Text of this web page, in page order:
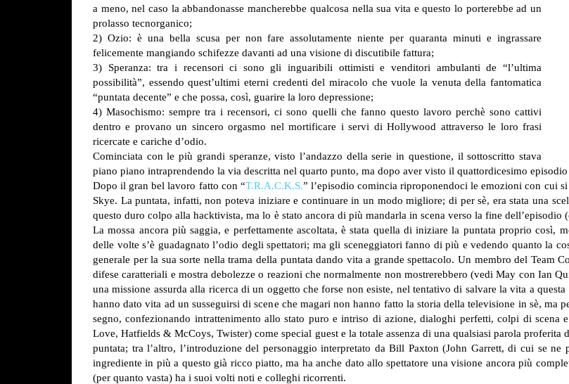
a meno, nel caso la abbandonasse mancherebbe qualcosa nella sua vita e questo lo porterebbe ad un
prolasso tecnorganico;
2) Ozio: è una bella scusa per non fare assolutamente niente per quaranta minuti e ingrassare
felicemente mangiando schifezze davanti ad una visione di discutibile fattura;
3) Speranza: tra i recensori ci sono gli inguaribili ottimisti e venditori ambulanti de “l’ultima
possibilità”, essendo quest’ultimi eterni credenti del miracolo che vuole la venuta della fantomatica
“puntata decente” e che possa, così, guarire la loro depressione;
4) Masochismo: sempre tra i recensori, ci sono quelli che fanno questo lavoro perchè sono cattivi
dentro e provano un sincero orgasmo nel mortificare i servi di Hollywood attraverso le loro frasi
ricercate e cariche d’odio.
Cominciata con le più grandi speranze, visto l’andazzo della serie in questione, il sottoscritto stava
piano piano intraprendendo la via descritta nel quarto punto, ma dopo aver visto il quattordicesimo
Dopo il gran bel lavoro fatto con “T.R.A.C.K.S.” l’episodio comincia riproponendoci le emozioni con cui
Skye. La puntata, infatti, non poteva iniziare e continuare in un modo migliore; di per sè, era stata una
questo duro colpo alla hacktivista, ma lo è stato ancora di più mandarla in scena verso la fine dell’episodio
La mossa ancora più saggia, e perfettamente ascoltata, è stata quella di iniziare la puntata proprio così,
delle volte s’è guadagnato l’odio degli spettatori; ma gli sceneggiatori fanno di più e vedendo quanto la
generale per la sua sorte nella trama della puntata dando vita a grande spettacolo. Un membro del Team
difese caratteriali e mostra debolezze o reazioni che normalmente non mostrerebbero (vedi May con Ian
una missione assurda alla ricerca di un oggetto che forse non esiste, nel tentativo di salvare la vita a
hanno dato vita ad un susseguirsi di scene che magari non hanno fatto la storia della televisione in sè, ma
segno, confezionando intrattenimento allo stato puro e intriso di azione, dialoghi perfetti, colpi di
Love, Hatfields & McCoys, Twister) come special guest e la totale assenza di una qualsiasi parola
puntata; tra l’altro, l’introduzione del personaggio interpretato da Bill Paxton (John Garrett, di cui se
ingrediente in più a questo già ricco piatto, ma ha anche dato allo spettatore una visione ancora più
(per quanto vasta) ha i suoi volti noti e colleghi ricorrenti.